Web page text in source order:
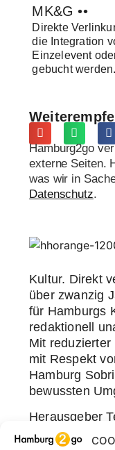
MK&G ••
Direkte
die Integration
Einzelevent
gebucht
Hamburg2go
externe Seiten.
was wir in
Datenschutz.
Kultur. Direkt
über zwanzig
für Hamburgs
redaktionell
Mit reduzierter
mit Respekt
Hamburg
bewussten
Herausgeber
Art Store: